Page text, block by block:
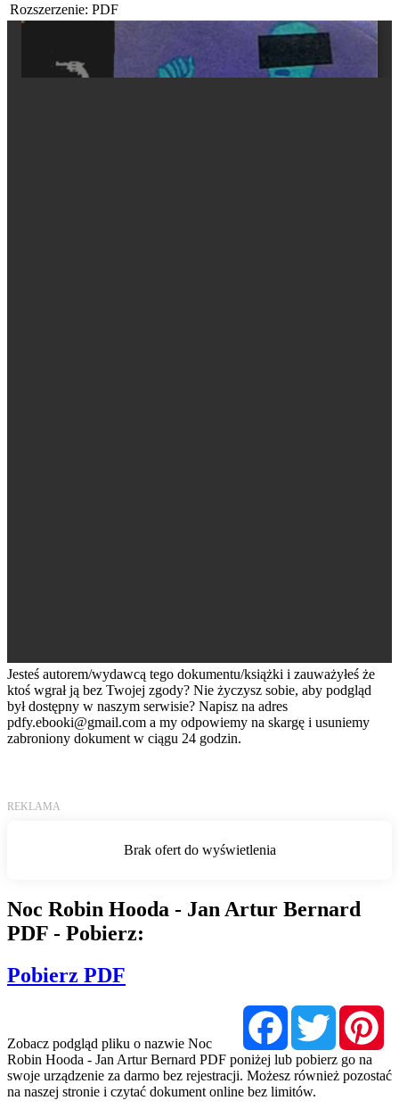
Rozszerzenie: PDF
Jesteś autorem/wydawcą tego dokumentu/książki i zauważyłeś że
ktoś wgrał ją bez Twojej zgody? Nie życzysz sobie, aby podgląd
był dostępny w naszym serwisie? Napisz na adres
pdfy.ebooki@gmail.com a my odpowiemy na skargę i usuniemy
zabroniony dokument w ciągu 24 godzin.
Noc Robin Hooda - Jan Artur Bernard
PDF - Pobierz:
Pobierz PDF
FacebookTwitter
Zobacz podgląd pliku o nazwie Noc
Robin Hooda - Jan Artur Bernard PDF poniżej lub pobierz go na
swoje urządzenie za darmo bez rejestracji. Możesz również pozostać
na naszej stronie i czytać dokument online bez limitów.